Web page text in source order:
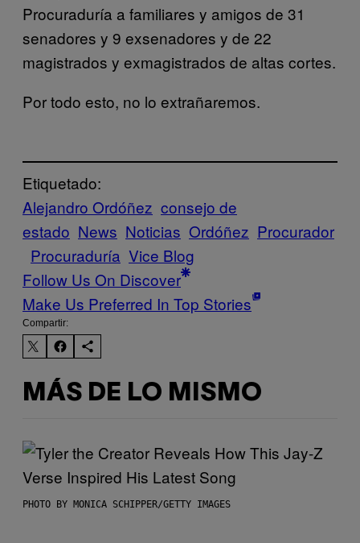
Procuraduría a familiares y amigos de 31
senadores y 9 exsenadores y de 22
magistrados y exmagistrados de altas cortes.
Por todo esto, no lo extrañaremos.
Etiquetado:
Alejandro Ordóñez consejo de
estado News Noticias Ordóñez Procurador
Procuraduría Vice Blog
Follow Us On Discover
Make Us Preferred In Top Stories
Compartir:
MÁS DE LO MISMO
PHOTO BY MONICA SCHIPPER/GETTY IMAGES